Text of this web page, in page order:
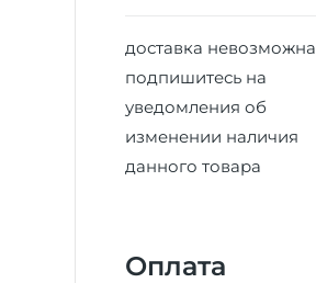
доставка невозможна
подпишитесь на
уведомления об
изменении наличия
данного товара
Оплата